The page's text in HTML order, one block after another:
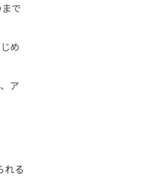
で
め
ア
れる